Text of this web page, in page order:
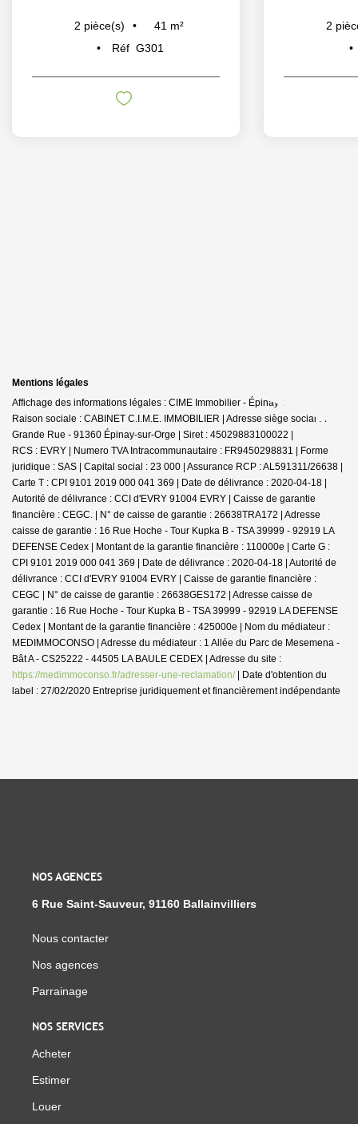
2 pièce(s) 41 m²
Réf G301
2
Mentions légales
Affichage des informations légales : CIME Immobilier - Épinay-sur-Orge |
Raison sociale : CABINET C.I.M.E. IMMOBILIER | Adresse siège social : 7
Grande Rue - 91360 Épinay-sur-Orge | Siret : 45029883100022 |
RCS : EVRY | Numero TVA Intracommunautaire : FR9450298831 | Forme
juridique : SAS | Capital social : 23 000 | Assurance RCP : AL591311/26638 |
Carte T : CPI 9101 2019 000 041 369 | Date de délivrance : 2020-04-18 |
Autorité de délivrance : CCI d'EVRY 91004 EVRY | Caisse de garantie
financière : CEGC. | N° de caisse de garantie : 26638TRA172 | Adresse
caisse de garantie : 16 Rue Hoche - Tour Kupka B - TSA 39999 - 92919 LA
DEFENSE Cedex | Montant de la garantie financière : 110000e | Carte G :
CPI 9101 2019 000 041 369 | Date de délivrance : 2020-04-18 | Autorité de
délivrance : CCI d'EVRY 91004 EVRY | Caisse de garantie financière :
CEGC | N° de caisse de garantie : 26638GES172 | Adresse caisse de
garantie : 16 Rue Hoche - Tour Kupka B - TSA 39999 - 92919 LA DEFENSE
Cedex | Montant de la garantie financière : 425000e | Nom du médiateur :
MEDIMMOCONSO | Adresse du médiateur : 1 Allée du Parc de Mesemena -
Bât A - CS25222 - 44505 LA BAULE CEDEX | Adresse du site :
https://medimmoconso.fr/adresser-une-reclamation/| Date d'obtention du
label : 27/02/2020 Entreprise juridiquement et financièrement indépendante
NOS AGENCES
6 Rue Saint-Sauveur, 91160 Ballainvilliers
Nous contacter
Nos agences
Parrainage
NOS SERVICES
Acheter
Estimer
Louer